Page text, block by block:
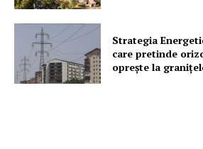
Strategia
care pretinde
oprește la